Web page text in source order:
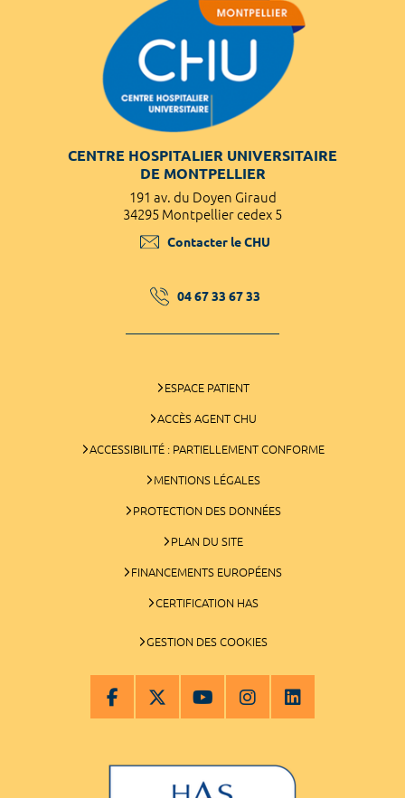
CENTRE HOSPITALIER UNIVERSITAIRE
DE MONTPELLIER
191 av. du Doyen Giraud
34295 Montpellier cedex 5
Contacter le CHU
04 67 33 67 33
ESPACE PATIENT
ACCÈS AGENT CHU
ACCESSIBILITÉ : PARTIELLEMENT CONFORME
MENTIONS LÉGALES
PROTECTION DES DONNÉES
PLAN DU SITE
FINANCEMENTS EUROPÉENS
CERTIFICATION HAS
GESTION DES COOKIES